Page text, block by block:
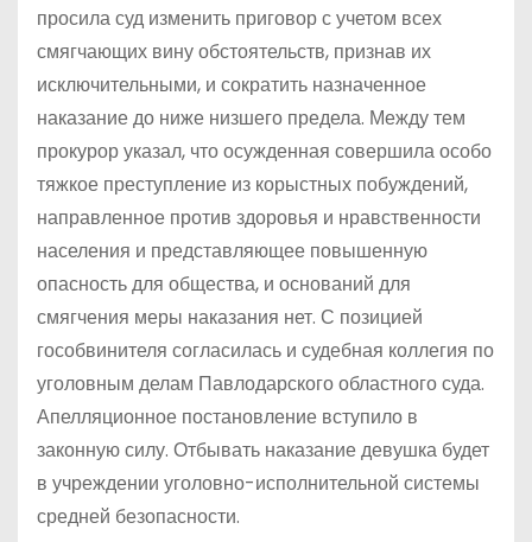
просила суд изменить приговор с учетом всех
смягчающих вину обстоятельств, признав их
исключительными, и сократить назначенное
наказание до ниже низшего предела. Между тем
прокурор указал, что осужденная совершила особо
тяжкое преступление из корыстных побуждений,
направленное против здоровья и нравственности
населения и представляющее повышенную
опасность для общества, и оснований для
смягчения меры наказания нет. С позицией
гособвинителя согласилась и судебная коллегия по
уголовным делам Павлодарского областного суда.
Апелляционное постановление вступило в
законную силу. Отбывать наказание девушка будет
в учреждении уголовно-исполнительной системы
средней безопасности.